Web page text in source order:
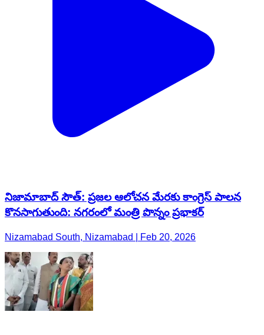
నిజామాబాద్ సౌత్: ప్రజల ఆలోచన మేరకు కాంగ్రెస్ పాలన
కొనసాగుతుంది: నగరంలో మంత్రి పొన్నం ప్రభాకర్
Nizamabad South, Nizamabad | Feb 20, 2026